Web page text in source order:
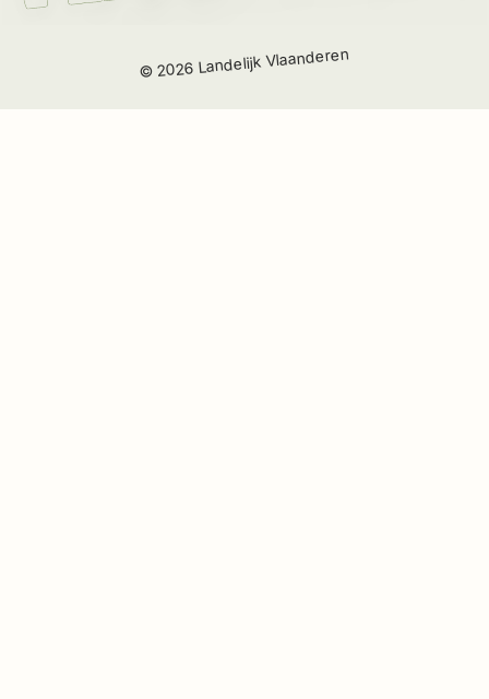
©2026Landelijk Vlaanderen